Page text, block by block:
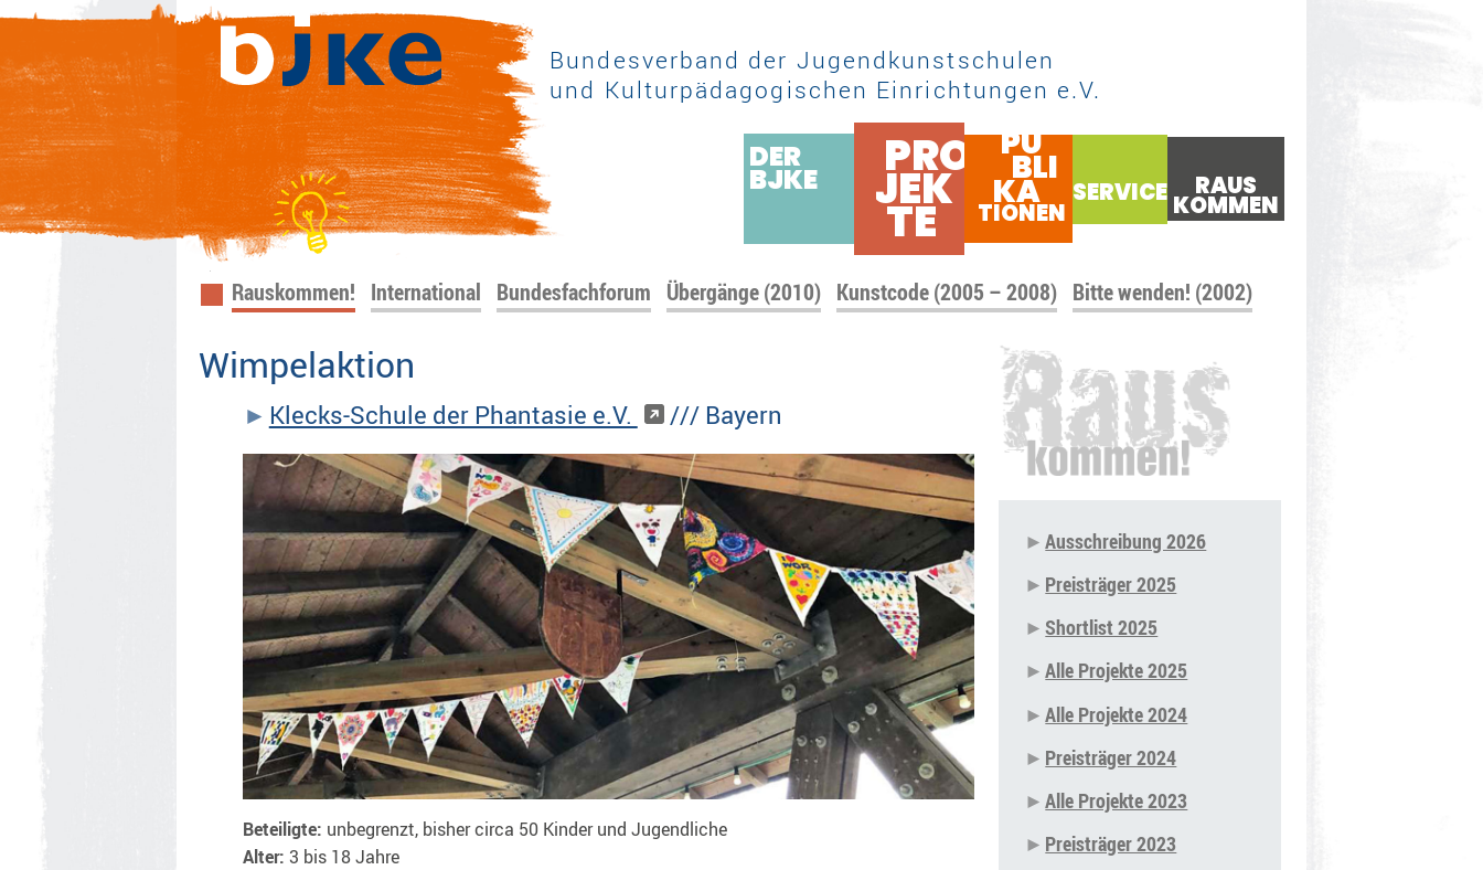
Bundesverband der Jugendkunstschulen
und Kulturpädagogischen Einrichtungen e.V.
DER
BJKE PRO
JEK
TE
PU
BLI
KA
TIONEN
SERVICE RAUS
KOMMEN
Navigation
Rauskommen! International Bundesfachforum Übergänge (2010) Kunstcode (2005 – 2008) Bitte wenden! (2002)
Wimpelaktion
Klecks-Schule der Phantasie e.V. /// Bayern
Beteiligte: unbegrenzt, bisher circa 50 Kinder und Jugendliche
Alter: 3 bis 18 Jahre
überspringen
Ausschreibung 2026
Preisträger 2025
Shortlist 2025
Alle Projekte 2025
Alle Projekte 2024
Preisträger 2024
Alle Projekte 2023
Preisträger 2023